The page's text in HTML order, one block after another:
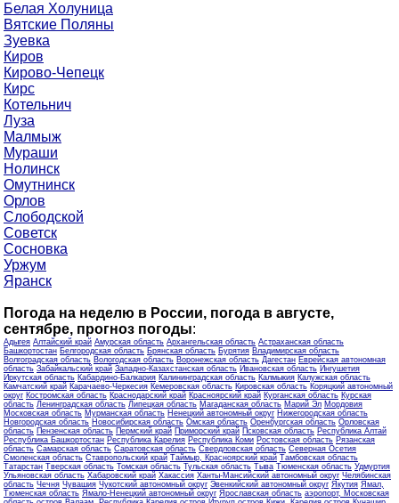
Белая Холуница
Вятские Поляны
Зуевка
Киров
Кирово-Чепецк
Кирс
Котельнич
Луза
Малмыж
Мураши
Нолинск
Омутнинск
Орлов
Слободской
Советск
Сосновка
Уржум
Яранск
Погода на неделю в России, погода в августе,
сентябре, прогноз погоды:
Адыгея Алтайский край Амурская область Архангельская область Астраханская область
Башкортостан Белгородская область Брянская область Бурятия Владимирская область
Волгоградская область Вологодская область Воронежская область Дагестан Еврейская автономная
область Забайкальский край Западно-Казахстанская область Ивановская область Ингушетия
Иркутская область Кабардино-Балкария Калининградская область Калмыкия Калужская область
Камчатский край Карачаево-Черкесия Кемеровская область Кировская область Коряцкий автономный
округ Костромская область Краснодарский край Красноярский край Курганская область Курская
область Ленинградская область Липецкая область Магаданская область Марий Эл Мордовия
Московская область Мурманская область Ненецкий автономный округ Нижегородская область
Новгородская область Новосибирская область Омская область Оренбургская область Орловская
область Пензенская область Пермский край Приморский край Псковская область Республика Алтай
Республика Башкортостан Республика Карелия Республика Коми Ростовская область Рязанская
область Самарская область Саратовская область Свердловская область Северная Осетия
Смоленская область Ставропольский край Таймыр, Красноярский край Тамбовская область
Татарстан Тверская область Томская область Тульская область Тыва Тюменская область Удмуртия
Ульяновская область Хабаровский край Хакассия Ханты-Мансийский автономный округ Челябинская
область Чечня Чувашия Чукотский автономный округ Эвенкийский автономный округ Якутия Ямал,
Тюменская область Ямало-Ненецкий автономный округ Ярославская область аэропорт, Московская